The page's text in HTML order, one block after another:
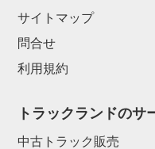
サイトマップ
問合せ
利用規約
トラックランドのサ
中古トラック販売